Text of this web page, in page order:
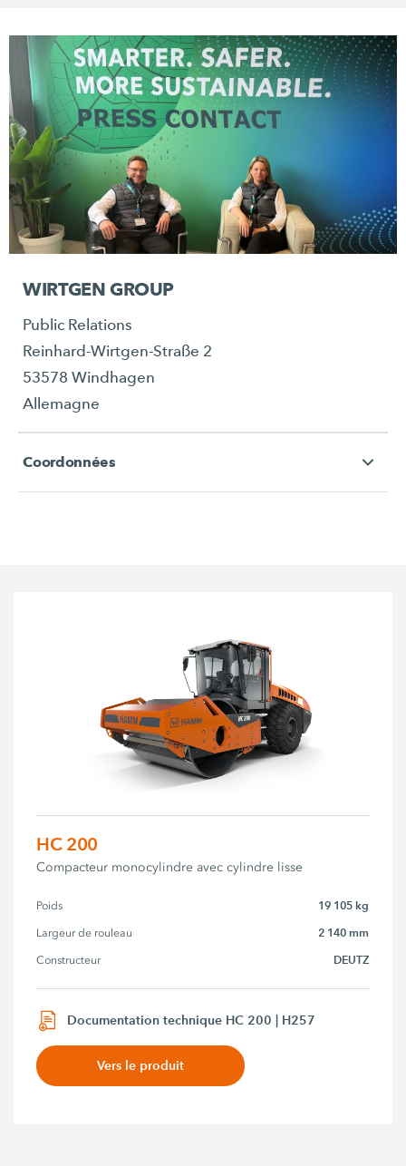
WIRTGEN GROUP
Public Relations
Reinhard-Wirtgen-Straße 2
53578 Windhagen
Allemagne
Coordonnées
HC 200
Compacteur monocylindre avec cylindre lisse
Poids 19 105 kg
Largeur de rouleau 2 140 mm
Constructeur DEUTZ
Documentation technique HC 200 | H257
Vers le produit